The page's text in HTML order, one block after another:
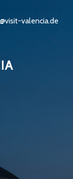
valencia.de